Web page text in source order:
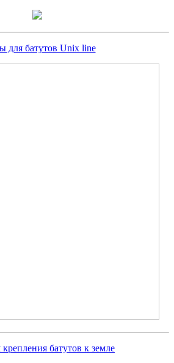
для батутов Unix line
крепления батутов к земле